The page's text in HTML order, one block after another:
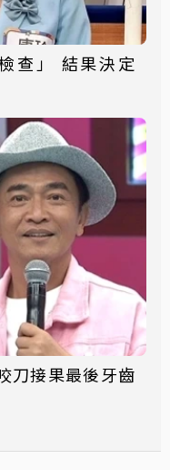
查」 結果決定
刀接果最後牙齒